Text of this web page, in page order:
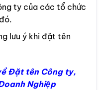
ty của các tổ chức
lưu ý khi đặt tên
Đặt tên Công ty,
Nghiệp